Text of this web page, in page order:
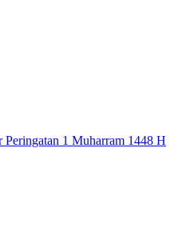
1 Muharram 1448 H